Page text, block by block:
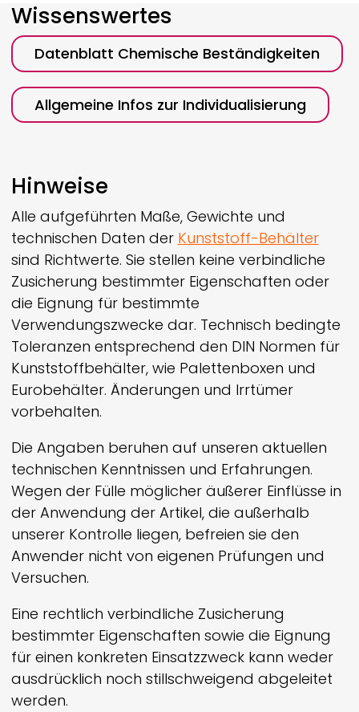
Wissenswertes
Datenblatt Chemische Beständigkeiten
Allgemeine Infos zur Individualisierung
Hinweise
Alle aufgeführten Maße, Gewichte und
technischen Daten der Kunststoff-Behälter
sind Richtwerte. Sie stellen keine verbindliche
Zusicherung bestimmter Eigenschaften oder
die Eignung für bestimmte
Verwendungszwecke dar. Technisch bedingte
Toleranzen entsprechend den DIN Normen für
Kunststoffbehälter, wie Palettenboxen und
Eurobehälter. Änderungen und Irrtümer
vorbehalten.
Die Angaben beruhen auf unseren aktuellen
technischen Kenntnissen und Erfahrungen.
Wegen der Fülle möglicher äußerer Einflüsse in
der Anwendung der Artikel, die außerhalb
unserer Kontrolle liegen, befreien sie den
Anwender nicht von eigenen Prüfungen und
Versuchen.
Eine rechtlich verbindliche Zusicherung
bestimmter Eigenschaften sowie die Eignung
für einen konkreten Einsatzzweck kann weder
ausdrücklich noch still­schweigend abgeleitet
werden.